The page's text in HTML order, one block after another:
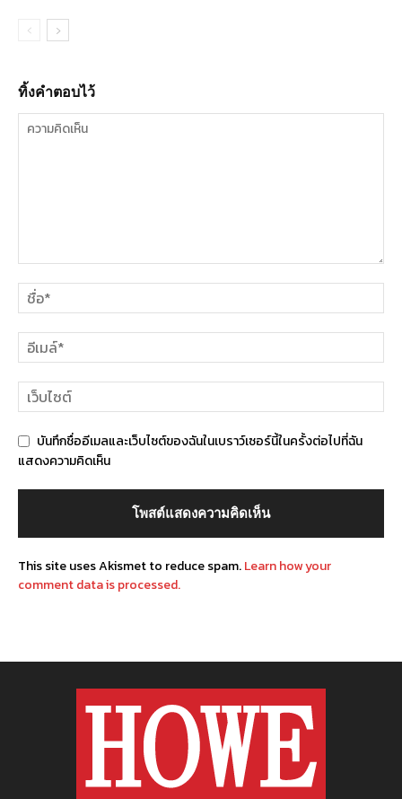
ทิ้งคำตอบไว้
บันทึกชื่ออีเมลและเว็บไซต์ของฉันในเบราว์เซอร์นี้ในครั้งต่อไปที่ฉัน
แสดงความคิดเห็น
This site uses Akismet to reduce spam.Learn how your
comment data is processed.